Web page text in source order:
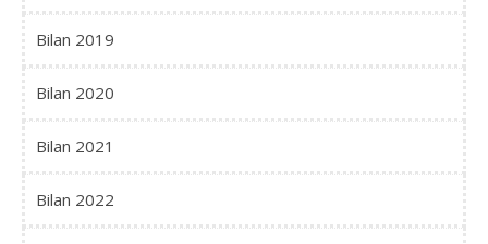
Bilan 2019
Bilan 2020
Bilan 2021
Bilan 2022